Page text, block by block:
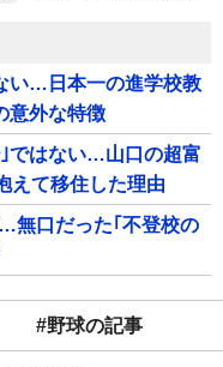
い…日本一の進学校教
意外な特徴
ではない…山口の超富
えて移住した理由
無口だった｢不登校の
#野球の記事